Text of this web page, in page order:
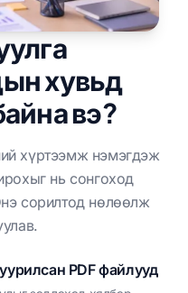
хувьд
вэ?
хүртээмж нэмэгдэж
нь сонгоход
сорилтод нөлөөлж
PDF файлууд